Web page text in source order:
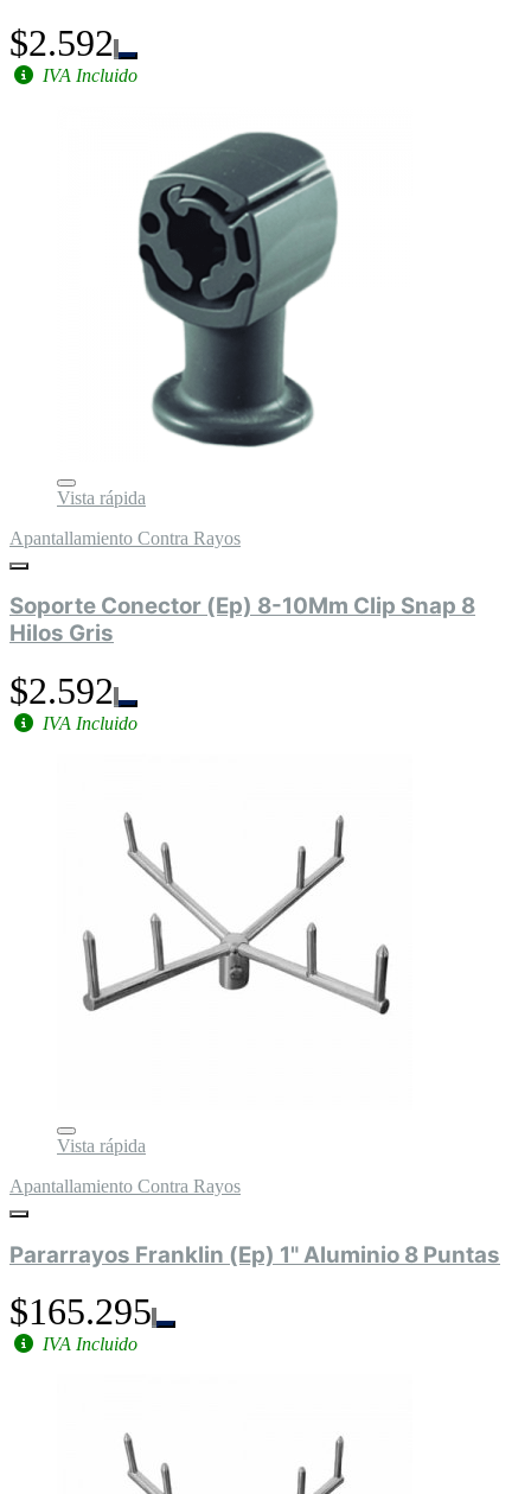
$2.592
IVA Incluido
Vista rápida
Apantallamiento Contra Rayos
Soporte Conector (Ep) 8-10Mm Clip Snap 8
Hilos Gris
$2.592
IVA Incluido
Vista rápida
Apantallamiento Contra Rayos
Pararrayos Franklin (Ep) 1" Aluminio 8 Puntas
$165.295
IVA Incluido